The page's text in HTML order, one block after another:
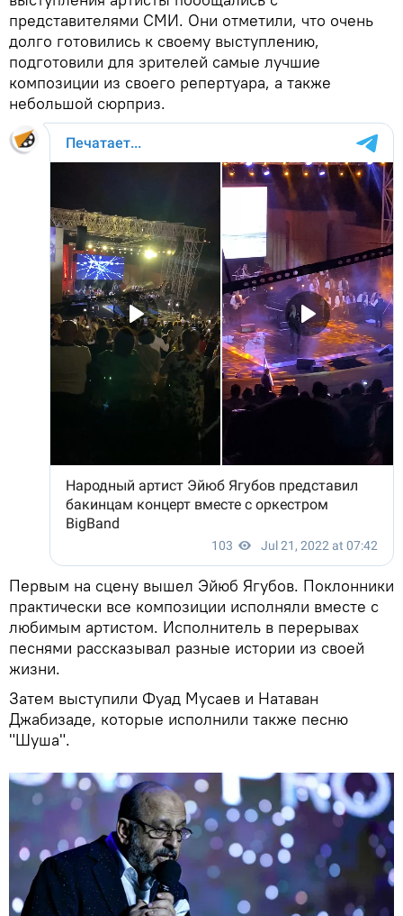
представителями СМИ. Они отметили, что очень
долго готовились к своему выступлению,
подготовили для зрителей самые лучшие
композиции из своего репертуара, а также
небольшой сюрприз.
Первым на сцену вышел Эйюб Ягубов. Поклонники
практически все композиции исполняли вместе с
любимым артистом. Исполнитель в перерывах
песнями рассказывал разные истории из своей
жизни.
Затем выступили Фуад Мусаев и Натаван
Джабизаде, которые исполнили также песню
"Шуша".